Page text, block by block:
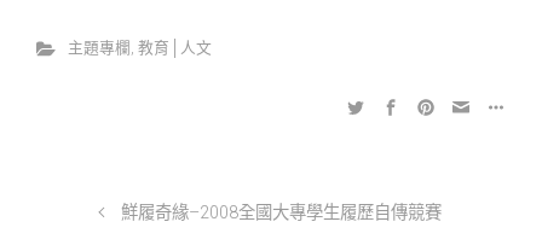
主題專欄 , 教育│人文
鮮履奇緣–2008全國大專學生履歷自傳競賽